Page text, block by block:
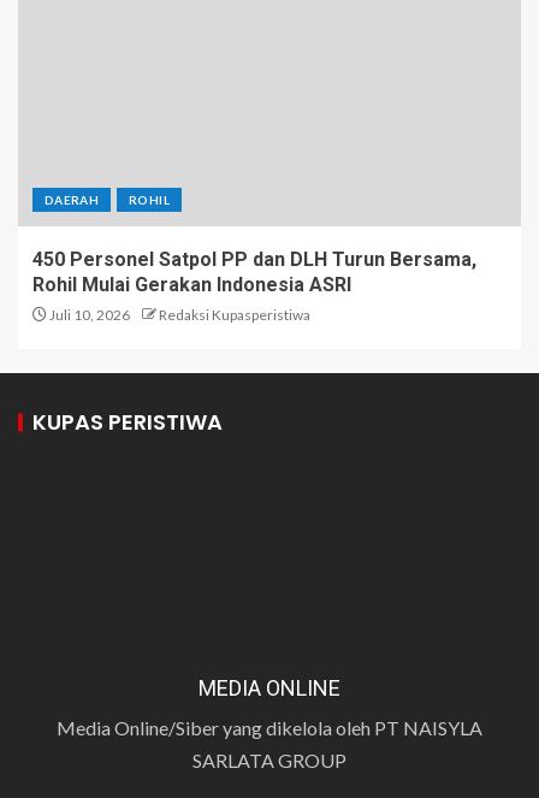
DAERAH ROHIL
450 Personel Satpol PP dan DLH Turun Bersama,
Rohil Mulai Gerakan Indonesia ASRI
Juli 10, 2026 Redaksi Kupasperistiwa
KUPAS PERISTIWA
MEDIA ONLINE
Media Online/Siber yang dikelola oleh PT NAISYLA
SARLATA GROUP